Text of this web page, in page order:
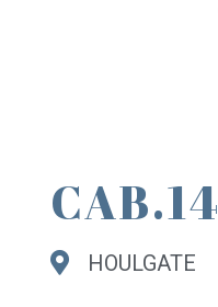
CAB.14
HOULGATE